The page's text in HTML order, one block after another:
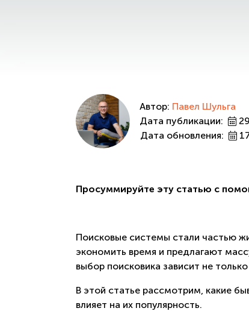
Автор: Павел Шульга
Дата публикации:
Дата обновления:
Просуммируйте эту статью с
Поисковые системы стали частью
экономить время и предлагают
выбор поисковика зависит не
В этой статье рассмотрим, какие
влияет на их популярность.